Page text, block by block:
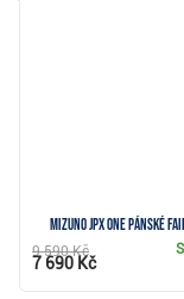
Mizuno JPX ONE pánské
9 590 Kč
7 690 Kč